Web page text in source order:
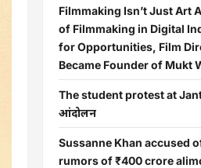
Filmmaking Isn’t Just Art
of Filmmaking in Digital
for Opportunities, Film
Became Founder of Mukt
The student protest at
आंदोलन
Sussanne Khan accused
rumors of ₹400 crore